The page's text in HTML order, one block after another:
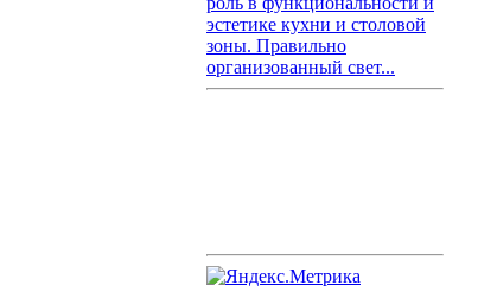
эстетике кухни и столовой
зоны. Правильно
организованный свет...